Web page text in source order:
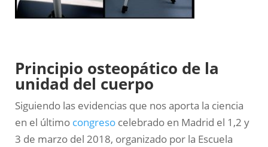
Principio osteopático de la
unidad del cuerpo
Siguiendo las evidencias que nos aporta la ciencia
en el último congresocelebrado en Madrid el 1,2 y
3 de marzo del 2018, organizado por la Escuela